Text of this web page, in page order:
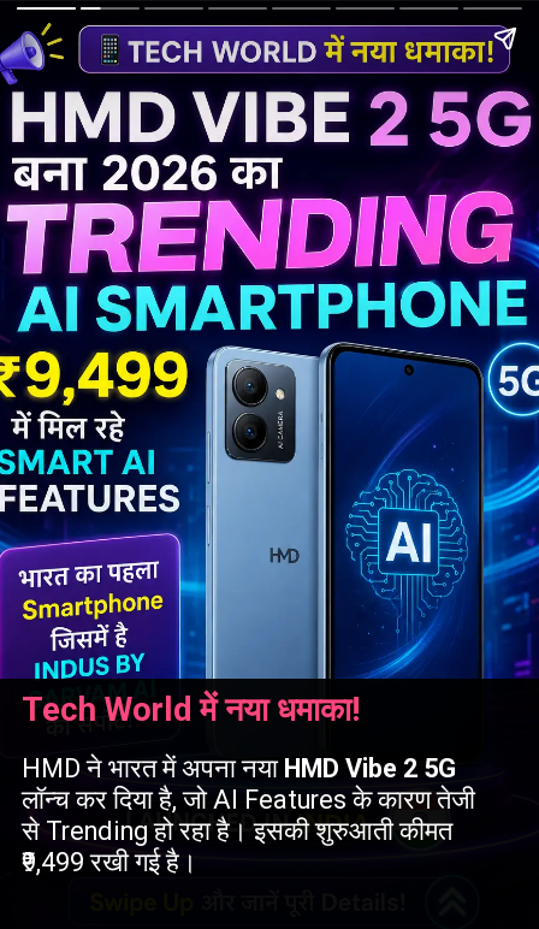
Tech World में नया धमाका!
HMD ने भारत में अपना नया HMD Vibe 2 5G
लॉन्च कर दिया है, जो AI Features के कारण तेजी
से Trending हो रहा है। इसकी शुरुआती कीमत
₹9,499 रखी गई है।